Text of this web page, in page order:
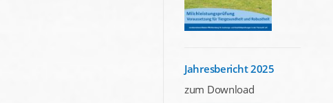
Jahresbericht 2025
zum Download